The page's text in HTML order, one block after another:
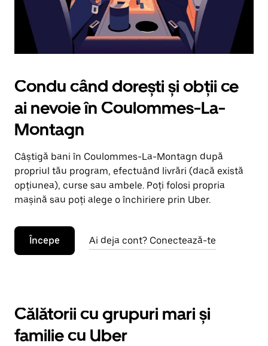
Condu când dorești și obții ce
ai nevoie în Coulommes-La-
Montagn
Câștigă bani în Coulommes-La-Montagn după
propriul tău program, efectuând livrări (dacă există
opțiunea), curse sau ambele. Poți folosi propria
mașină sau poți alege o închiriere prin Uber.
Începe Ai deja cont? Conectează-te
Călătorii cu grupuri mari și
familie cu Uber